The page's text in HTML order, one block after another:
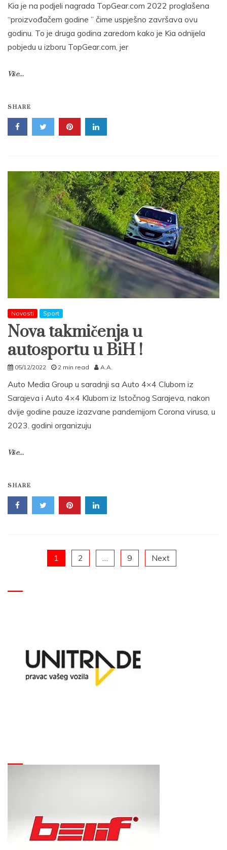
Kia je na podjeli nagrada TopGear.com 2022 proglašena
“proizvođačem godine ” čime uspješno završava ovu
godinu. To je druga godina zaredom kako je Kia odnijela
pobjedu u izboru TopGear.com, jer
Više...
SHARE
Novosti Sport
Nova takmičenja u
autosportu u BiH !
05/12/2022 2 min read A.A.
Auto Media Group u saradnji sa Auto 4×4 Clubom iz
Sarajeva i Auto 4×4 Klubom iz Istočnog Sarajeva, nakon
dvije godine pauze izazvane pandemijom Corona virusa, u
2023. godini organizuju
Više...
SHARE
Posts
pagination
1 2 9 Next